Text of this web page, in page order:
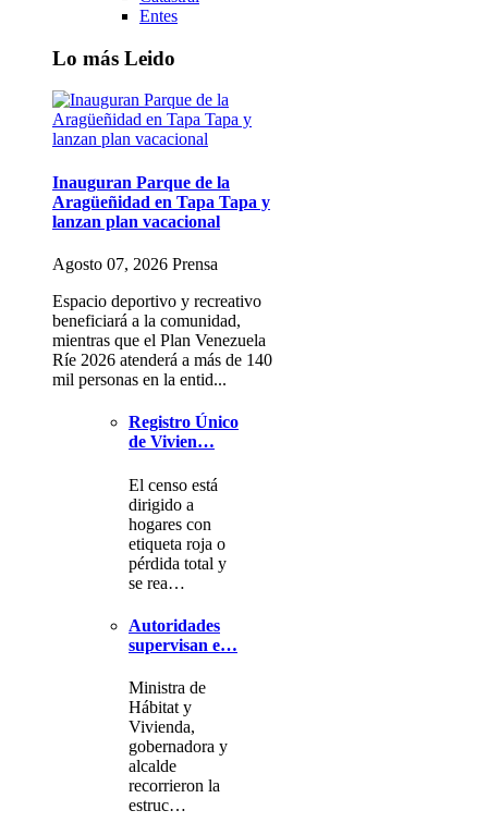
Entes
Lo más Leido
Inauguran Parque de la
Aragüeñidad en Tapa Tapa y
lanzan plan vacacional
Agosto 07, 2026 Prensa
Espacio deportivo y recreativo
beneficiará a la comunidad,
mientras que el Plan Venezuela
Ríe 2026 atenderá a más de 140
mil personas en la entid...
Registro Único
de Vivien…
El censo está
dirigido a
hogares con
etiqueta roja o
pérdida total y
se rea…
Autoridades
supervisan e…
Ministra de
Hábitat y
Vivienda,
gobernadora y
alcalde
recorrieron la
estruc…